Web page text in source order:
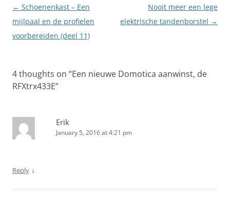
Post
navigation
← Schoenenkast – Een
mijlpaal en de profielen
voorbereiden (deel 11)
Nooit meer een lege
elektrische tandenborstel →
4 thoughts on “Een nieuwe Domotica aanwinst, de
RFXtrx433E”
Erik
January 5, 2016 at 4:21 pm
Reply ↓